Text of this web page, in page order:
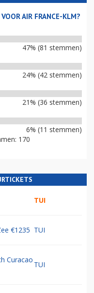
AIR FRANCE-KLM?
47% (81 stemmen)
24% (42 stemmen)
21% (36 stemmen)
6% (11 stemmen)
170
TUI
€1235 TUI
Curacao
TUI